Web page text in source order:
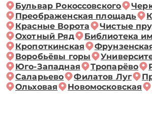
Бульвар Рокоссовского
Преображенская площадь
Красные Ворота
Чистые
Охотный Ряд
Библиотека
Кропоткинская
Воробьёвы горы
Юго-Западная
Тропарёво
Саларьево
Филатов Луг
Ольховая
Новомосковская